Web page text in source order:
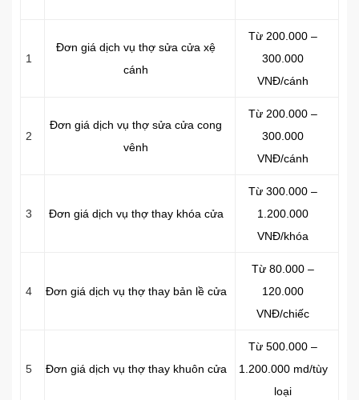
1
Đơn giá dịch vụ thợ sửa cửa xệ
cánh
Từ 200.000 –
300.000
VNĐ/cánh
2
Đơn giá dịch vụ thợ sửa cửa cong
vênh
Từ 200.000 –
300.000
VNĐ/cánh
3 Đơn giá dịch vụ thợ thay khóa cửa
Từ 300.000 –
1.200.000
VNĐ/khóa
4 Đơn giá dịch vụ thợ thay bản lề cửa
Từ 80.000 –
120.000
VNĐ/chiếc
5 Đơn giá dịch vụ thợ thay khuôn cửa
Từ 500.000 –
1.200.000 md/tùy
loại